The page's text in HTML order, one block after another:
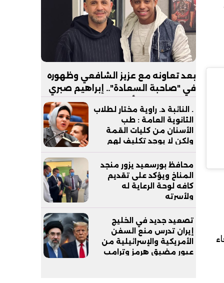
بعد تعاونه مع عزيز الشافعي وظهوره
في "صاحبة السعادة".. إبراهيم صبري
. النائبة د. راوية مختار لطلاب
الثانوية العامة : طب
الأسنان من كليات القمة
ولكن لا يوجد تكليف لهم
بعد التخرج
محافظ بورسعيد يزور منجد
المناخ ويؤكد على تقديم
كافه لوحة الرعاية له
ولأسرته
تصعيد جديد في الخليج
إيران تدرس منع السفن
الأمريكية والإسرائيلية من
عبور مضيق هرمز وترامب